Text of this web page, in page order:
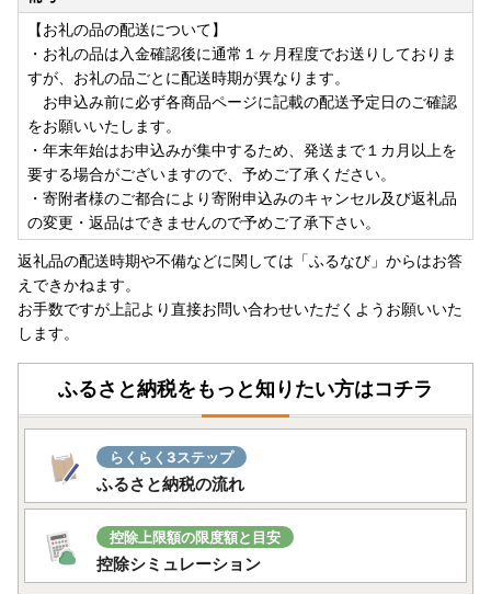
す。
・配送業者の指定はいたしかねます。また返礼品によって異
なります。
・事前に出荷日のご案内は行っておりません。また、ご要望
をいただいても対応いたしかねます。
・返礼品をお届けする際の配送伝票について、ご依頼主には
ご寄附者様のお名前が入ります。変更はいたしかねますので
ご了承ください。
・お受取人様の郵便受けにお届けする返礼品（メール便）に
つきましては、依頼主様のお名前は配送伝票に印字されませ
ん。なお、ふるさと納税の記載が入りますのでご了承くださ
い。
・複数の返礼品を選択頂いた場合、個別発送になることもご
ざいます。
・返礼品に不具合がある場合、お受け取り後、早急にご連絡
ください。経過しすぎると対応できません。
・カラーやサイズ、種類などを選択する返礼品について、ご
希望がある場合は必ず備考欄に記入いただきますようお願い
いたします。
・返礼品の送付は、島原市外にお住まいの方に限らせていた
だきます。
★個人情報について
島原市ふるさと納税事業の範囲内で各種委託業者に情報提供
します。
【お礼の品の配送について】
・お礼の品は入金確認後に通常１ヶ月程度でお送りしておりま
すが、お礼の品ごとに配送時期が異なります。
お申込み前に必ず各商品ページに記載の配送予定日のご確認
をお願いいたします。
・年末年始はお申込みが集中するため、発送まで１カ月以上を
要する場合がございますので、予めご了承ください。
・寄附者様のご都合により寄附申込みのキャンセル及び返礼品
の変更・返品はできませんので予めご了承下さい。
返礼品の配送時期や不備などに関しては「ふるなび」からはお答
えできかねます。
お手数ですが上記より直接お問い合わせいただくようお願いいた
します。
ふるさと納税をもっと知りたい方はコチラ
らくらく3ステップ
ふるさと納税の流れ
控除上限額の限度額と目安
控除シミュレーション